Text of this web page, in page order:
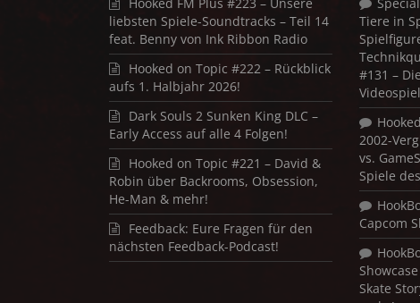
liebsten Spiele-Soundtracks – Teil 14
feat. Benny von Ink Ribbon Radio
Hooked on Topic #222 – Rückblick
aufs 1. Halbjahr 2026!
Dark Souls 2 Sunken King DLC –
Early Access auf alle 4 Folgen!
Hooked on Topic #221 – David &
Robin über Backrooms, Obsession,
He-Man & mehr!
Feedback: Eure Fragen für den
nächsten Feedback-Podcast!
Tiere in
#131 –
2002-
vs.
Spiele
Capcom
Skate